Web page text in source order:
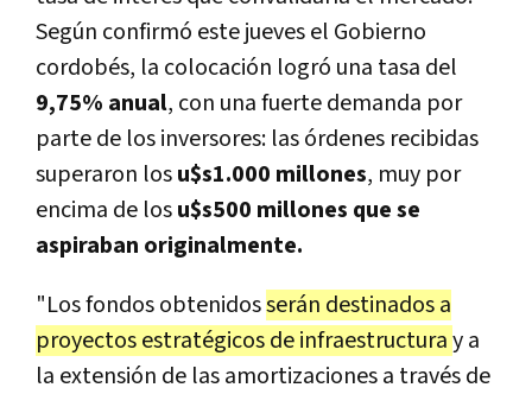
Según confirmó este jueves el Gobierno
cordobés, la colocación logró una tasa del
9,75% anual, con una fuerte demanda por
parte de los inversores: las órdenes recibidas
superaron losu$s1.000 millones, muy por
encima de losu$s500 millones que se
aspiraban originalmente.
"Los fondos obtenidosserán destinados a
proyectos estratégicos de infraestructuray a
la extensión de las amortizaciones a través de